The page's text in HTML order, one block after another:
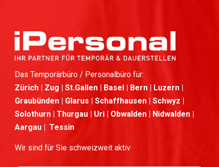
Das Temporärbüro / Personalbüro für:
Zürich | Zug | St.Gallen | Basel | Bern | Luzern |
Graubünden | Glarus | Schaffhausen | Schwyz |
Solothurn | Thurgau | Uri | Obwalden | Nidwalden |
Aargau | Tessin
Wir sind für Sie schweizweit aktiv